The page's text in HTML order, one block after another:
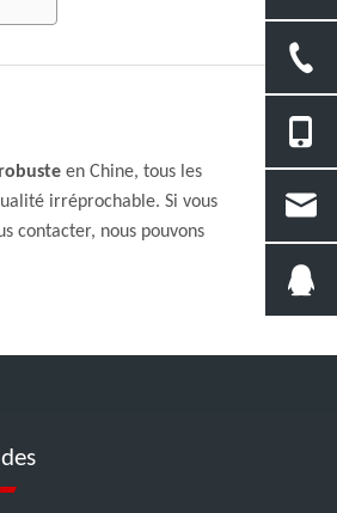
en Chine, tous les
irréprochable. Si vous
contacter, nous pouvons